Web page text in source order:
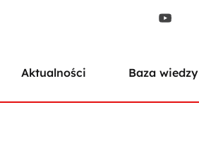
Aktualności Baza wiedzy